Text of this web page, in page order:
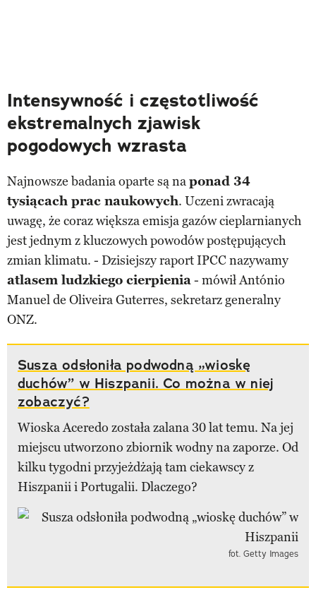
Intensywność i częstotliwość
ekstremalnych zjawisk
pogodowych wzrasta
Najnowsze badania oparte są naponad 34
tysiącach prac naukowych. Uczeni zwracają
uwagę, że coraz większa emisja gazów cieplarnianych
jest jednym z kluczowych powodów postępujących
zmian klimatu. - Dzisiejszy raport IPCC nazywamy
atlasem ludzkiego cierpienia- mówił António
Manuel de Oliveira Guterres, sekretarz generalny
ONZ.
Susza odsłoniła podwodną „wioskę
duchów” w Hiszpanii. Co można w niej
zobaczyć?
Wioska Aceredo została zalana 30 lat temu. Na jej
miejscu utworzono zbiornik wodny na zaporze. Od
kilku tygodni przyjeżdżają tam ciekawscy z
Hiszpanii i Portugalii. Dlaczego?
fot. Getty Images